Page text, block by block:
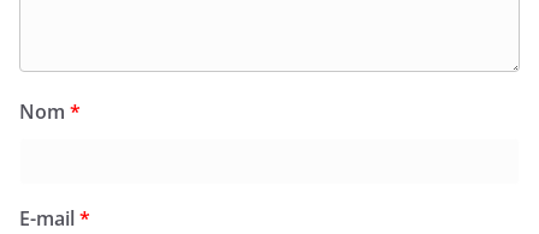
Nom *
E-mail*